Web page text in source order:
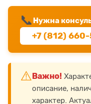
📞 Нужна
+7 (812)
⚠️ Важно!
описание,
характер.